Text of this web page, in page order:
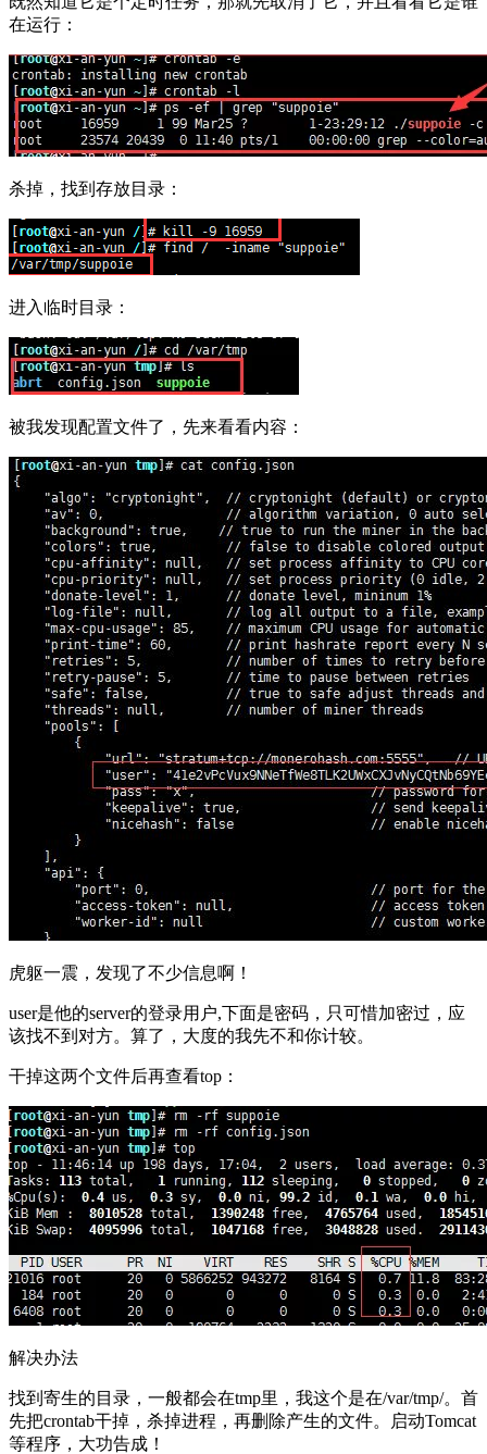
在运行：
杀掉，找到存放目录：
进入临时目录：
被我发现配置文件了，先来看看内容：
虎躯一震，发现了不少信息啊！
user是他的server的登录用户,下面是密码，只可惜加密过，应
该找不到对方。算了，大度的我先不和你计较。
干掉这两个文件后再查看top：
解决办法
找到寄生的目录，一般都会在tmp里，我这个是在/var/tmp/。首
先把crontab干掉，杀掉进程，再删除产生的文件。启动Tomcat
等程序，大功告成！